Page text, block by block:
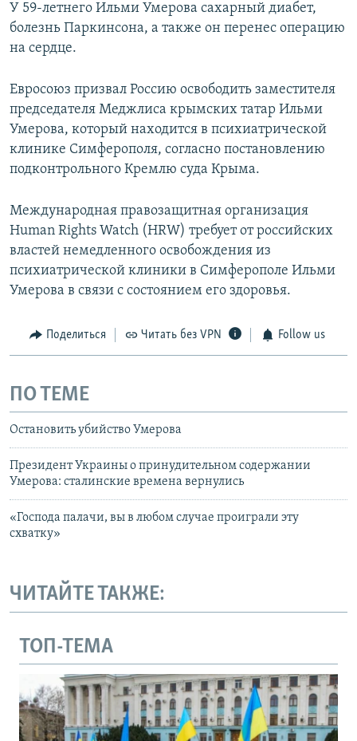
У 59-летнего Ильми Умерова сахарный диабет,
болезнь Паркинсона, а также он перенес операцию
на сердце.
Евросоюз призвал Россию освободить заместителя
председателя Меджлиса крымских татар Ильми
Умерова, который находится в психиатрической
клинике Симферополя, согласно постановлению
подконтрольного Кремлю суда Крыма.
Международная правозащитная организация
Human Rights Watch (HRW) требует от российских
властей немедленного освобождения из
психиатрической клиники в Симферополе Ильми
Умерова в связи с состоянием его здоровья.
Поделиться Читать без VPN Follow us
ПО ТЕМЕ
Остановить убийство Умерова
Президент Украины о принудительном содержании
Умерова: сталинские времена вернулись
«Господа палачи, вы в любом случае проиграли эту
схватку»
ЧИТАЙТЕ ТАКЖЕ:
ТОП-ТЕМА